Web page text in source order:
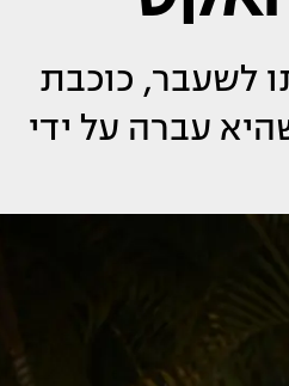
לשעבר, כוכבת
עברה על ידי